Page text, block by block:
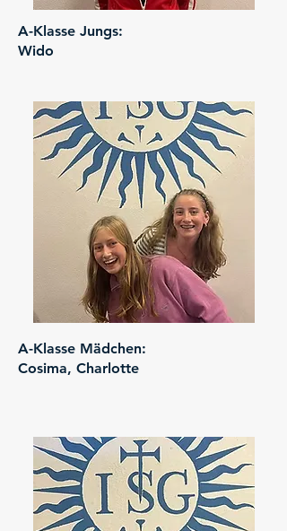
A-Klasse Jungs:
Wido
A-Klasse Mädchen:
Cosima, Charlotte